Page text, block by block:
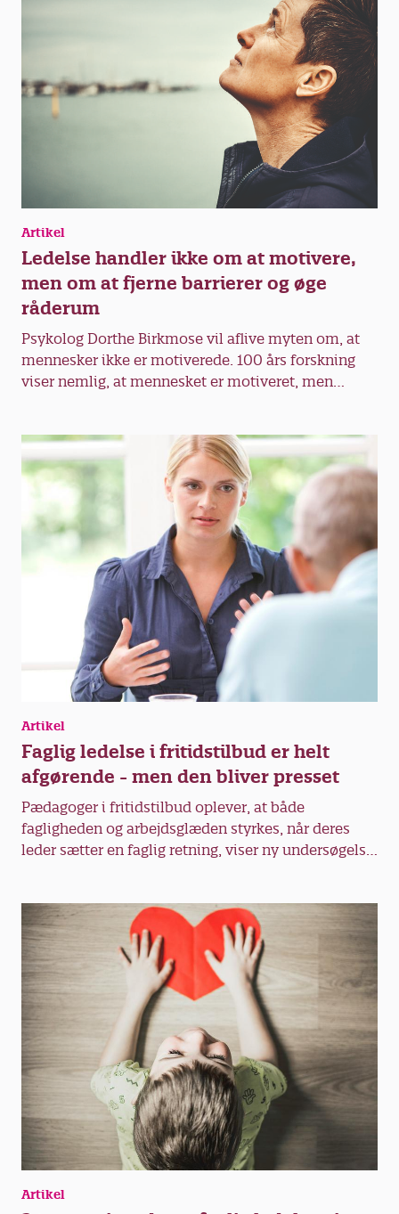
Artikel
Ledelse handler ikke om at motivere,
men om at fjerne barrierer og øge
råderum
Psykolog Dorthe Birkmose vil aflive myten om, at
mennesker ikke er motiverede. 100 års forskning
viser nemlig, at mennesket er motiveret, men
Artikel
Faglig ledelse i fritidstilbud er helt
afgørende - men den bliver presset
Pædagoger i fritidstilbud oplever, at både
fagligheden og arbejdsglæden styrkes, når deres
leder sætter en faglig retning, viser ny undersøgelse.
Artikel